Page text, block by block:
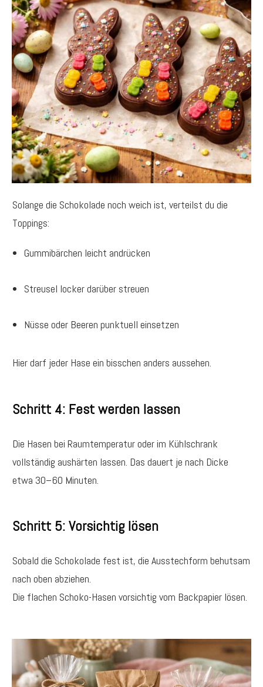
Solange die Schokolade noch weich ist, verteilst du die
Toppings:
Gummibärchen leicht andrücken
Streusel locker darüber streuen
Nüsse oder Beeren punktuell einsetzen
Hier darf jeder Hase ein bisschen anders aussehen.
Schritt 4: Fest werden lassen
Die Hasen bei Raumtemperatur oder im Kühlschrank
vollständig aushärten lassen. Das dauert je nach Dicke
etwa 30–60 Minuten.
Schritt 5: Vorsichtig lösen
Sobald die Schokolade fest ist, die Ausstechform behutsam
nach oben abziehen.
Die flachen Schoko-Hasen vorsichtig vom Backpapier lösen.